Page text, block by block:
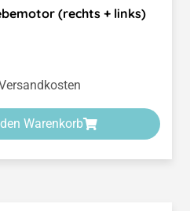
(rechts + links)
Warenkorb